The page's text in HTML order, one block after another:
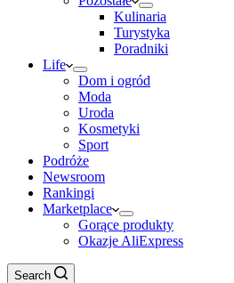
Kulinaria
Turystyka
Poradniki
Life
Dom i ogród
Moda
Uroda
Kosmetyki
Sport
Podróże
Newsroom
Rankingi
Marketplace
Gorące produkty
Okazje AliExpress
Search